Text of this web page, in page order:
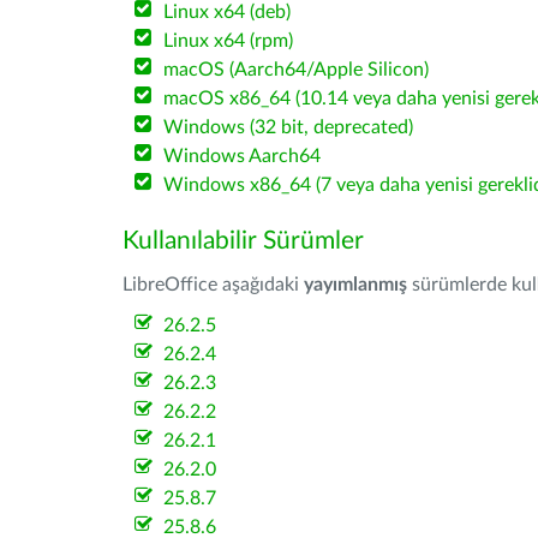
Linux x64 (deb)
Linux x64 (rpm)
macOS (Aarch64/Apple Silicon)
macOS x86_64 (10.14 veya daha yenisi
Windows (32 bit, deprecated)
Windows Aarch64
Windows x86_64 (7 veya daha yenisi
Kullanılabilir Sürümler
LibreOffice aşağıdaki yayımlanmış sürümlerde
26.2.5
26.2.4
26.2.3
26.2.2
26.2.1
26.2.0
25.8.7
25.8.6